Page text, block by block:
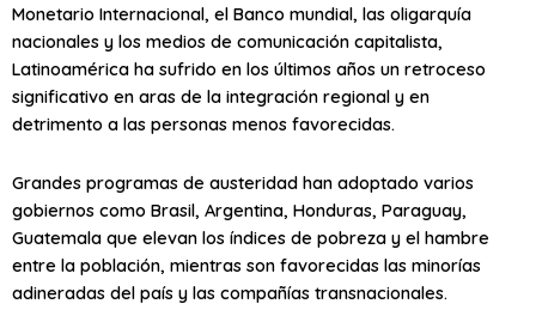
Monetario Internacional, el Banco mundial, las oligarquía
nacionales y los medios de comunicación capitalista,
Latinoamérica ha sufrido en los últimos años un retroceso
significativo en aras de la integración regional y en
detrimento a las personas menos favorecidas.
Grandes programas de austeridad han adoptado varios
gobiernos como Brasil, Argentina, Honduras, Paraguay,
Guatemala que elevan los índices de pobreza y el hambre
entre la población, mientras son favorecidas las minorías
adineradas del país y las compañías transnacionales.